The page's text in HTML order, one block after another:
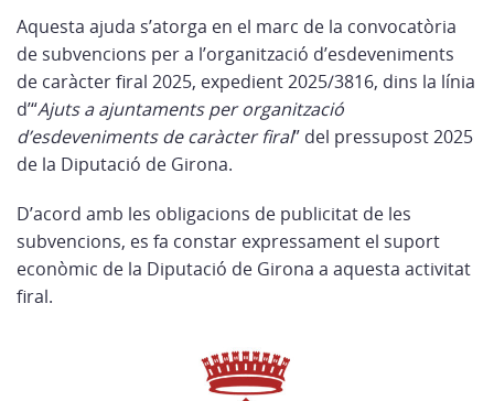
Aquesta ajuda s’atorga en el marc de la convocatòria
de subvencions per a l’organització d’esdeveniments
de caràcter firal 2025, expedient 2025/3816, dins la línia
d’“Ajuts a ajuntaments per organització
d’esdeveniments de caràcter firal” del pressupost 2025
de la Diputació de Girona.
D’acord amb les obligacions de publicitat de les
subvencions, es fa constar expressament el suport
econòmic de la Diputació de Girona a aquesta activitat
firal.